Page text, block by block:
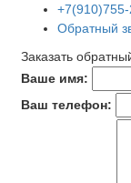
Обратный
Заказать
Ваше имя:
Ваш телефон: